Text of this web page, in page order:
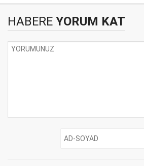
HABERE YORUM KAT